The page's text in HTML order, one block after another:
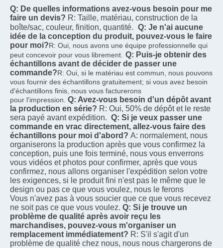
Q: De quelles informations avez-vous besoin pour me
faire un devis? R: Taille, matériau, construction de la
boîte/sac, couleur, finition, quantité. Q: Je n'ai aucune
idée de la conception du produit, pouvez-vous le faire
pour moi?R: Oui, nous avons une équipe professionnelle qui
peut concevoir pour vous librement. Q: Puis-je obtenir des
échantillons avant de décider de passer une
commande?R: Oui, si le matériau est commun, nous pouvons
vous fournir des échantillons gratuitement; si vous avez besoin
d'échantillons finis, nous vous facturerons
pour l'impression. Q: Avez-vous besoin d'un dépôt avant
la production en série? R: Oui, 50% de dépôt et le reste
sera payé avant expédition. Q: Si je veux passer une
commande en vrac directement, allez-vous faire des
échantillons pour moi d'abord? A: normalement, nous
organiserons la production après que vous confirmez la
conception, puis une fois terminé, nous vous enverrons
vous vidéos et photos pour confirmer, après que vous
confirmez, nous allons organiser l'expédition selon votre
les exigences, si le produit fini n'est pas le même que le
design ou pas ce que vous voulez, nous le ferons
Vous n'avez pas à vous soucier que ce que vous recevez
ne soit pas ce que vous voulez. Q: Si je trouve un
problème de qualité après avoir reçu les
marchandises, pouvez-vous m'organiser un
remplacement immédiatement? R: S'il s'agit d'un
problème de qualité chez nous, nous nous chargerons de